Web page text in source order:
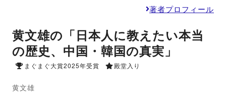
著者プロフィール
黄文雄の「日本人に教えたい本当
の歴史、中国・韓国の真実」
まぐまぐ大賞2025年受賞 殿堂入り
黄文雄